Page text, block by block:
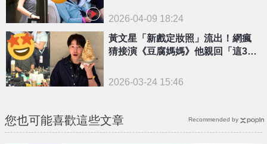
2026-04-09 18:24
黃文星「新戲定妝照」流出！網瘋
猜接演《豆腐媽媽》他親回「這3
2026-03-24 15:46
您也可能喜歡這些文章 Recommended by